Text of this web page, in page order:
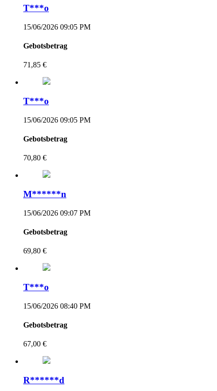
T***o
15/06/2026 09:05 PM
Gebotsbetrag
71,85 €
T***o
15/06/2026 09:05 PM
Gebotsbetrag
70,80 €
M******n
15/06/2026 09:07 PM
Gebotsbetrag
69,80 €
T***o
15/06/2026 08:40 PM
Gebotsbetrag
67,00 €
R******d